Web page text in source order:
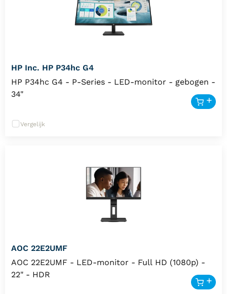
HP Inc. HP P34hc G4
HP P34hc G4 - P-Series - LED-monitor - gebogen -
34"
Vergelijk
AOC 22E2UMF
AOC 22E2UMF - LED-monitor - Full HD (1080p) -
22" - HDR